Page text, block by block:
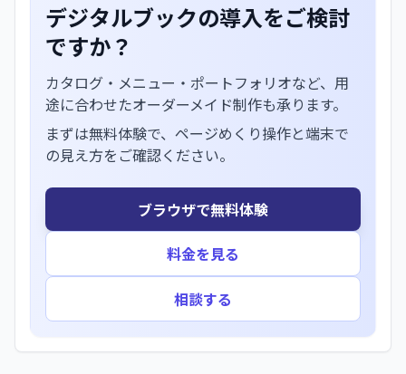
デジタルブックの導入をご検討
ですか？
カタログ・メニュー・ポートフォリオなど、用
途に合わせたオーダーメイド制作も承ります。
まずは無料体験で、ページめくり操作と端末で
の見え方をご確認ください。
ブラウザで無料体験
料金を見る
相談する